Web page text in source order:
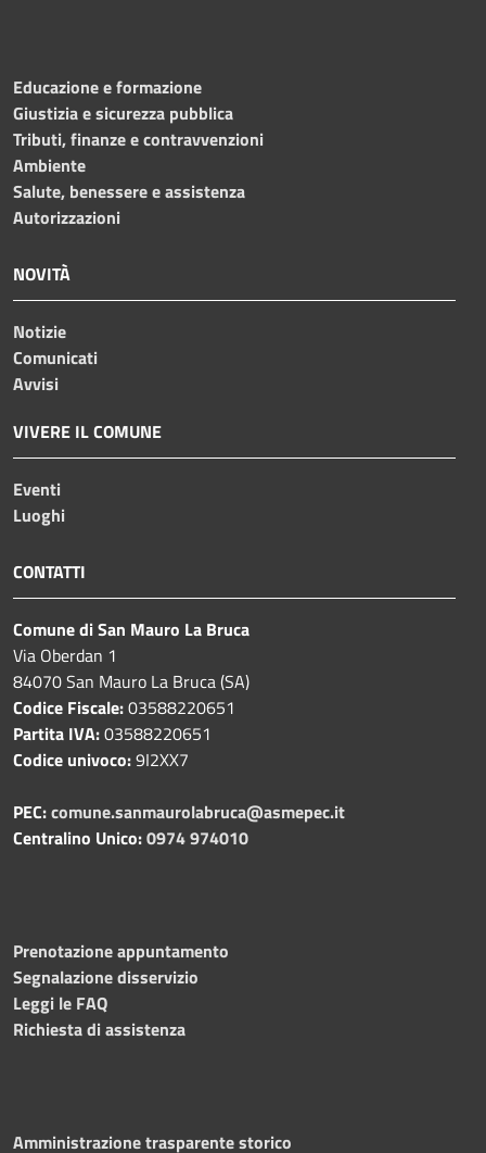
Educazione e formazione
Giustizia e sicurezza pubblica
Tributi, finanze e contravvenzioni
Ambiente
Salute, benessere e assistenza
Autorizzazioni
NOVITÀ
Notizie
Comunicati
Avvisi
VIVERE IL COMUNE
Eventi
Luoghi
CONTATTI
Comune di San Mauro La Bruca
Via Oberdan 1
84070 San Mauro La Bruca (SA)
Codice Fiscale:03588220651
Partita IVA:03588220651
Codice univoco:9I2XX7
PEC:comune.sanmaurolabruca@asmepec.it
Centralino Unico:0974 974010
Prenotazione appuntamento
Segnalazione disservizio
Leggi le FAQ
Richiesta di assistenza
Amministrazione trasparente storico